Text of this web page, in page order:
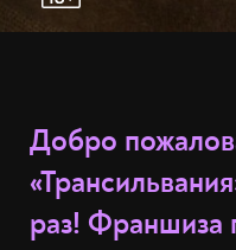
Добро
раз! Франшиза